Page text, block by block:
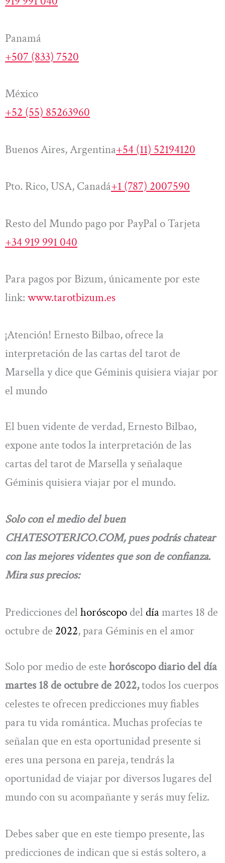
Panamá
+507 (833) 7520
México
+52 (55) 85263960
Buenos Aires, Argentina+54 (11) 52194120
Pto. Rico, USA, Canadá+1 (787) 2007590
Resto del Mundo pago por PayPal o Tarjeta
+34 919 991 040
Para pagos por Bizum, únicamente por este
link: www.tarotbizum.es
¡Atención! Ernesto Bilbao, ofrece la
interpretación de las cartas del tarot de
Marsella y dice que Géminis quisiera viajar por
el mundo
El buen vidente de verdad, Ernesto Bilbao,
expone ante todos la interpretación de las
cartas del tarot de Marsella y señalaque
Géminis quisiera viajar por el mundo.
Solo con el medio del buen
CHATESOTERICO.COM, pues podrás chatear
con las mejores videntes que son de confianza.
Mira sus precios:
Predicciones del horóscopo del díamartes 18 de
octubre de 2022, para Géminis en el amor
Solo por medio de este horóscopo diario del día
martes 18 de octubre de 2022,todos los cuerpos
celestes te ofrecen predicciones muy fiables
para tu vida romántica. Muchas profecías te
señalan que en esta oportunidad presente si
eres una persona en pareja, tendrás la
oportunidad de viajar por diversos lugares del
mundo con su acompañante y serás muy feliz.
Debes saber que en este tiempo presente, las
predicciones de indican que si estás soltero, a